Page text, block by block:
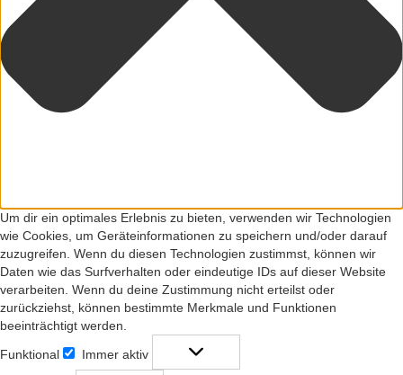
Um dir ein optimales Erlebnis zu bieten, verwenden wir Technologien
wie Cookies, um Geräteinformationen zu speichern und/oder darauf
zuzugreifen. Wenn du diesen Technologien zustimmst, können wir
Daten wie das Surfverhalten oder eindeutige IDs auf dieser Website
verarbeiten. Wenn du deine Zustimmung nicht erteilst oder
zurückziehst, können bestimmte Merkmale und Funktionen
beeinträchtigt werden.
Funktional
Funktional
Immer aktiv